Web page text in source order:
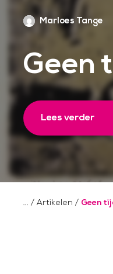
Marloes Tange
Geen
Lees verder
/ Artikelen / Geen